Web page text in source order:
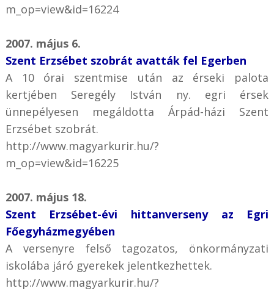
m_op=view&id=16224
2007. május 6.
Szent Erzsébet szobrát avatták fel Egerben
A 10 órai szentmise után az érseki palota
kertjében Seregély István ny. egri érsek
ünnepélyesen megáldotta Árpád-házi Szent
Erzsébet szobrát.
http://www.magyarkurir.hu/?
m_op=view&id=16225
2007. május 18.
Szent Erzsébet-évi hittanverseny az Egri
Főegyházmegyében
A versenyre felső tagozatos, önkormányzati
iskolába járó gyerekek jelentkezhettek.
http://www.magyarkurir.hu/?